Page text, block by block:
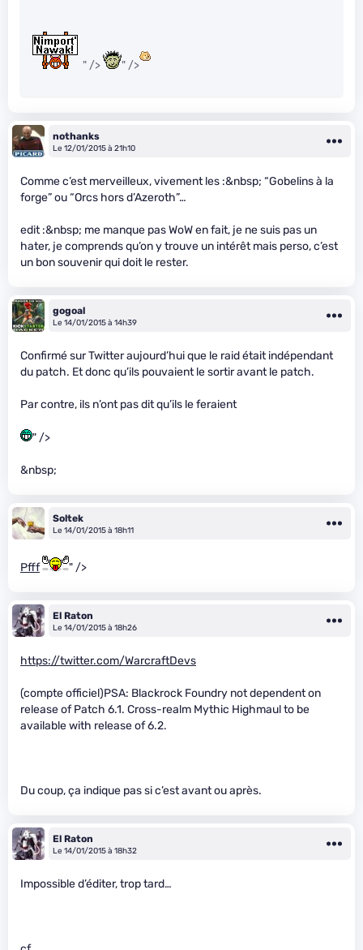
" /> " />
nothanks
Le 12/01/2015 à 21h10
Comme c’est merveilleux, vivement les :&nbsp; “Gobelins à la
forge” ou “Orcs hors d’Azeroth”…
edit :&nbsp; me manque pas WoW en fait, je ne suis pas un
hater, je comprends qu’on y trouve un intérêt mais perso, c’est
un bon souvenir qui doit le rester.
gogoal
Le 14/01/2015 à 14h39
Confirmé sur Twitter aujourd’hui que le raid était indépendant
du patch. Et donc qu’ils pouvaient le sortir avant le patch.
Par contre, ils n’ont pas dit qu’ils le feraient
" />
&nbsp;
Soltek
Le 14/01/2015 à 18h11
Pfff " />
El Raton
Le 14/01/2015 à 18h26
https://twitter.com/WarcraftDevs
(compte officiel)PSA: Blackrock Foundry not dependent on
release of Patch 6.1. Cross-realm Mythic Highmaul to be
available with release of 6.2.
Du coup, ça indique pas si c’est avant ou après.
El Raton
Le 14/01/2015 à 18h32
Impossible d’éditer, trop tard…